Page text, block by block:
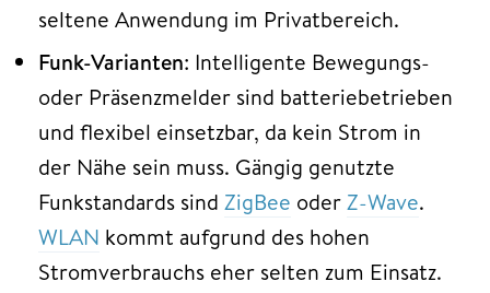
seltene Anwendung im Privatbereich.
Funk-Varianten: Intelligente Bewegungs-
oder Präsenzmelder sind batteriebetrieben
und flexibel einsetzbar, da kein Strom in
der Nähe sein muss. Gängig genutzte
Funkstandards sind ZigBee oderZ-Wave.
WLAN kommt aufgrund des hohen
Stromverbrauchs eher selten zum Einsatz.